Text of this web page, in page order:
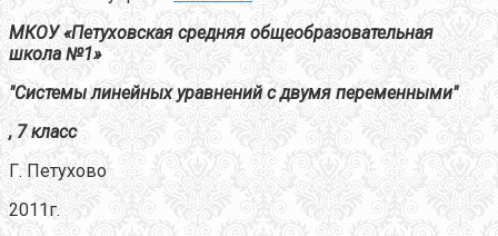
МКОУ «Петуховская средняя общеобразовательная
школа №1»
"Системы линейных уравнений с двумя переменными"
, 7 класс
Г. Петухово
2011г.